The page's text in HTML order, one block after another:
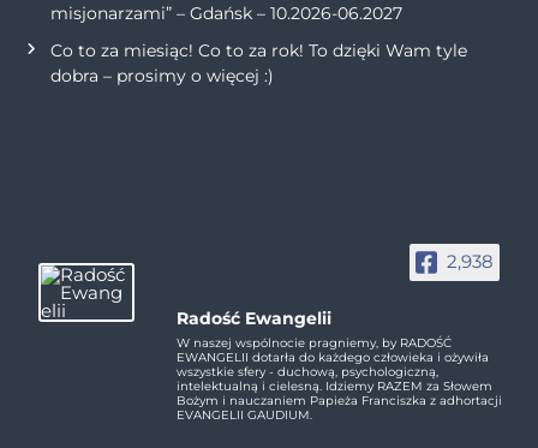
misjonarzami” – Gdańsk – 10.2026-06.2027
Co to za miesiąc! Co to za rok! To dzięki Wam tyle
dobra – prosimy o więcej :)
2,938
Radość Ewangelii
W naszej wspólnocie pragniemy, by RADOŚĆ
EWANGELII dotarła do każdego człowieka i ożywiła
wszystkie sfery - duchową, psychologiczną,
intelektualną i cielesną. Idziemy RAZEM za Słowem
Bożym i nauczaniem Papieża Franciszka z adhortacji
EVANGELII GAUDIUM.